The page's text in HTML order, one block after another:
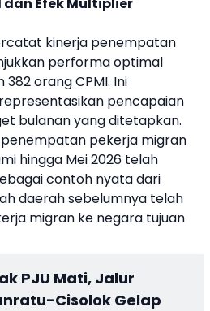
kinerja penempatan
performa optimal
orang CPMI. Ini
pencapaian
bulanan yang ditetapkan.
pekerja migran
hingga Mei 2026 telah
contoh nyata dari
daerah sebelumnya telah
migran ke negara tujuan
PJU Mati, Jalur
Cisolok Gelap